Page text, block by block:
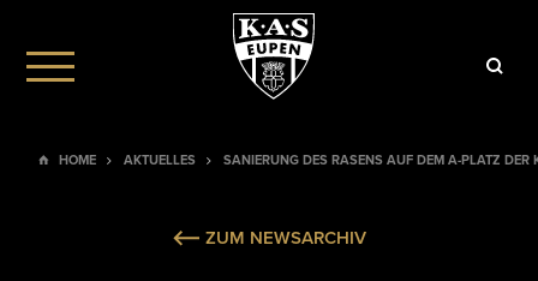
HOME AKTUELLES SANIERUNG DES RASENS AUF DEM A-PLATZ DER
ZUM NEWSARCHIV